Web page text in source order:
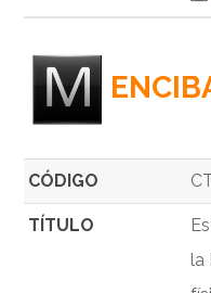
CÓDIGO
TÍTULO
la